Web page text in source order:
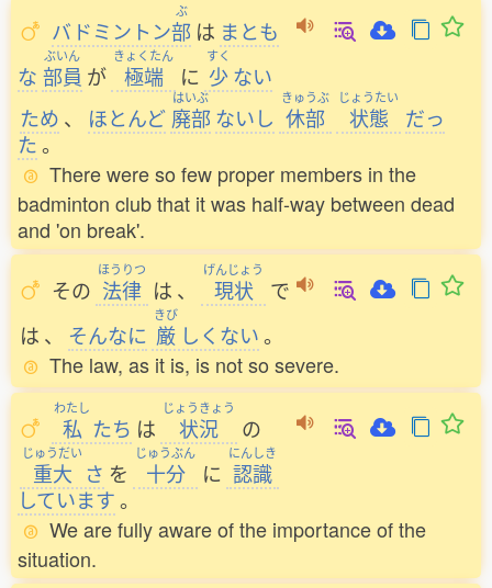
バドミントン
ぶ
部 は まとも
な
ぶいん
部員 が
きょくたん
極端 に
すく
少ない
ため 、 ほとんど
はいぶ
廃部 ないし
きゅうぶ
休部
じょうたい
状態
だっ
た。
There were so few proper members in the
badminton club that it was half-way between dead
and 'on break'.
その
ほうりつ
法律 は 、
げんじょう
現状
で
は 、 そんなに
きび
厳 しくない。
The law, as it is, is not so severe.
わたし
私 たち は
じょうきょう
状況 の
じゅうだい
重大 さ を
じゅうぶん
十分 に
にんしき
認識
しています。
We are fully aware of the importance of the
situation.